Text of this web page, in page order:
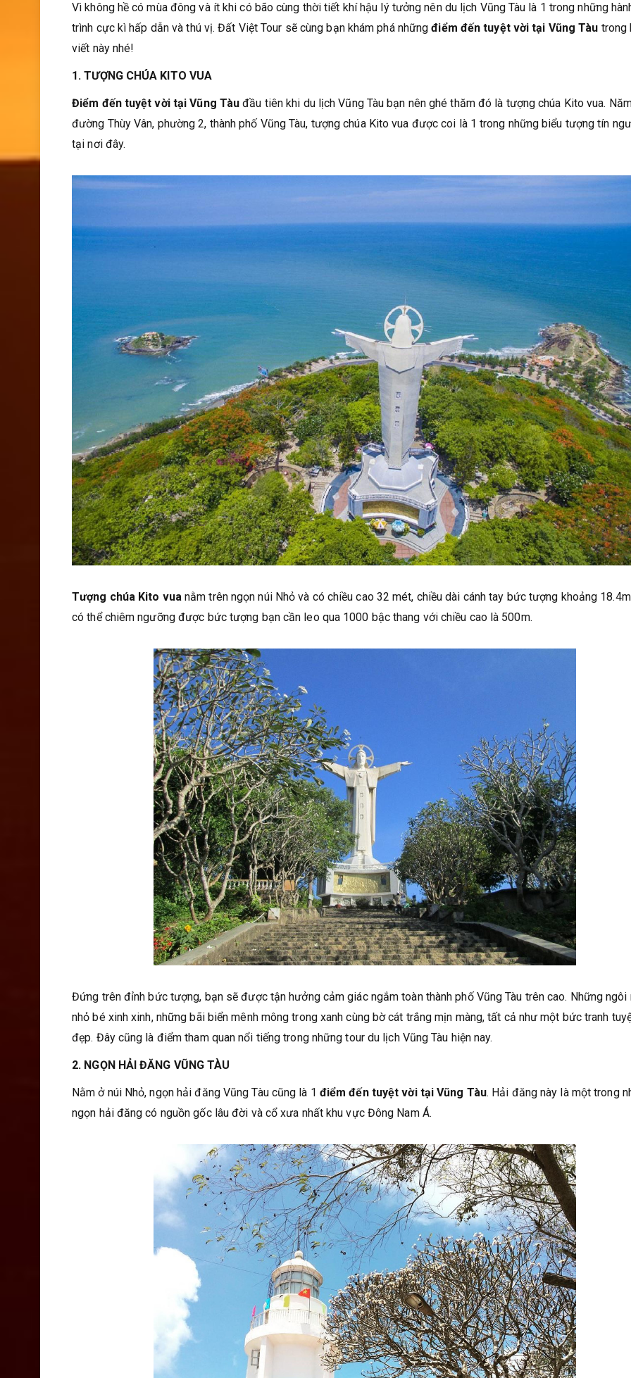
Vì không hề có mùa đông và ít khi có bão cùng thời tiết khí hậu lý tưởng nên du lịch Vũng Tàu là 1 trong những
trình cực kì hấp dẫn và thú vị. Đất Việt Tour sẽ cùng bạn khám phá nhữngđiểm đến tuyệt vời tại Vũng Tàu trong
viết này nhé!
1. TƯỢNG CHÚA KITO VUA
Điểm đến tuyệt vời tại Vũng Tàuđầu tiên khi du lịch Vũng Tàu bạn nên ghé thăm đó là tượng chúa Kito vua.
đường Thùy Vân, phường 2, thành phố Vũng Tàu, tượng chúa Kito vua được coi là 1 trong những biểu tượng tín
tại nơi đây.
Tượng chúa Kito vuanằm trên ngọn núi Nhỏ và có chiều cao 32 mét, chiều dài cánh tay bức tượng khoảng
có thể chiêm ngưỡng được bức tượng bạn cần leo qua 1000 bậc thang với chiều cao là 500m.
Đứng trên đỉnh bức tượng, bạn sẽ được tận hưởng cảm giác ngắm toàn thành phố Vũng Tàu trên cao. Những ngôi
nhỏ bé xinh xinh, những bãi biển mênh mông trong xanh cùng bờ cát trắng mịn màng, tất cả như một bức tranh
đẹp. Đây cũng là điểm tham quan nổi tiếng trong những tour du lịch Vũng Tàu hiện nay.
2. NGỌN HẢI ĐĂNG VŨNG TÀU
Nằm ở núi Nhỏ, ngọn hải đăng Vũng Tàu cũng là 1 điểm đến tuyệt vời tại Vũng Tàu. Hải đăng này là một trong
ngọn hải đăng có nguồn gốc lâu đời và cổ xưa nhất khu vực Đông Nam Á.